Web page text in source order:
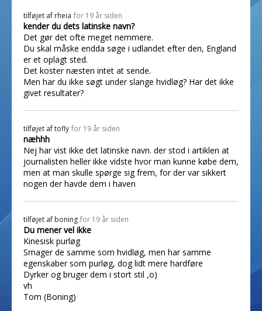
tilføjet af rheia for 19 år siden
kender du dets latinske navn?
Det gør det ofte meget nemmere.
Du skal måske endda søge i udlandet efter den, England
er et oplagt sted.
Det koster næsten intet at sende.
Men har du ikke søgt under slange hvidløg? Har det ikke
givet resultater?
tilføjet aftofly for 19 år siden
næhhh
Nej har vist ikke det latinske navn. der stod i artiklen at
journalisten heller ikke vidste hvor man kunne købe dem,
men at man skulle spørge sig frem, for der var sikkert
nogen der havde dem i haven
tilføjet af boning for 19 år siden
Du mener vel ikke
Kinesisk purløg
Smager de samme som hvidløg, men har samme
egenskaber som purløg, dog lidt mere hardføre
Dyrker og bruger dem i stort stil ,o)
vh
Tom (Boning)